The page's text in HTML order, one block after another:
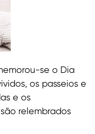
se o Dia
os passeios e
e os
relembrados